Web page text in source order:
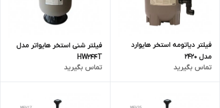
فیلتر دیاتومه استخر هایوارد
مدل 2420
تماس بگیرید
فیلتر شنی استخر هایواتر مدل
HW244T
تماس بگیرید